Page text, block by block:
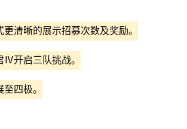
清晰的展示招募次数及奖励。
开启三队挑战。
四极。